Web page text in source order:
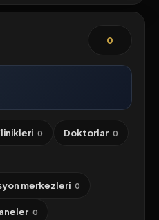
0
0 Doktorlar 0
merkezleri 0
0